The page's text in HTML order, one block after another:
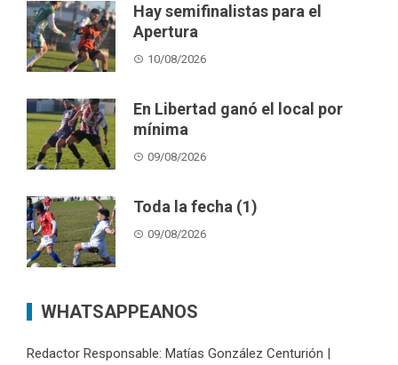
Hay semifinalistas para el
Apertura
10/08/2026
En Libertad ganó el local por
mínima
09/08/2026
Toda la fecha (1)
09/08/2026
WHATSAPPEANOS
Redactor Responsable: Matías González Centurión |